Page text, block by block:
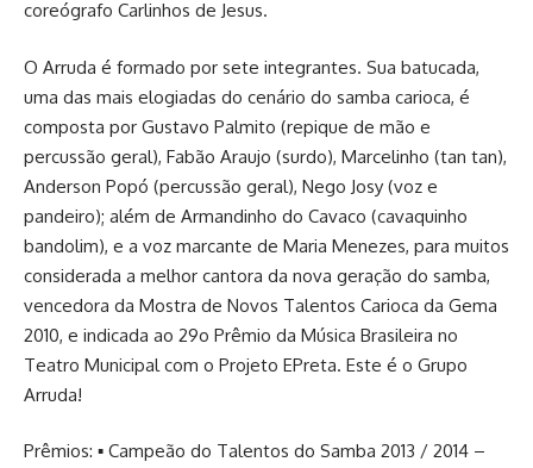
coreógrafo Carlinhos de Jesus.
O Arruda é formado por sete integrantes. Sua batucada,
uma das mais elogiadas do cenário do samba carioca, é
composta por Gustavo Palmito (repique de mão e
percussão geral), Fabão Araujo (surdo), Marcelinho (tan tan),
Anderson Popó (percussão geral), Nego Josy (voz e
pandeiro); além de Armandinho do Cavaco (cavaquinho
bandolim), e a voz marcante de Maria Menezes, para muitos
considerada a melhor cantora da nova geração do samba,
vencedora da Mostra de Novos Talentos Carioca da Gema
2010, e indicada ao 29o Prêmio da Música Brasileira no
Teatro Municipal com o Projeto EPreta. Este é o Grupo
Arruda!
Prêmios: ▪ Campeão do Talentos do Samba 2013 / 2014 –